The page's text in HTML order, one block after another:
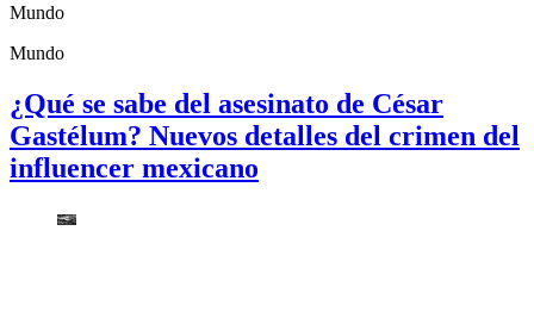
Mundo
Mundo
¿Qué se sabe del asesinato de César
Gastélum? Nuevos detalles del crimen del
influencer mexicano